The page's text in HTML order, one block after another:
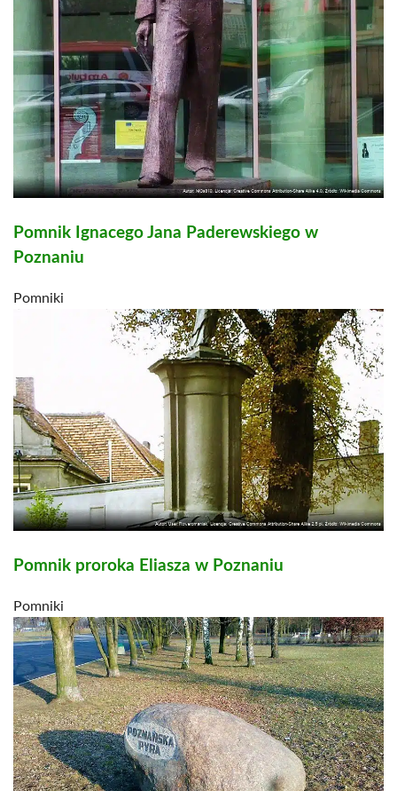
Pomnik Ignacego Jana Paderewskiego w
Poznaniu
Pomniki
Pomnik proroka Eliasza w Poznaniu
Pomniki